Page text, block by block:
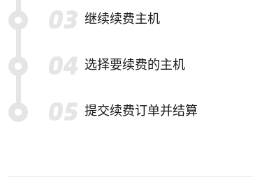
继续续费主机
选择要续费的主机
提交续费订单并结算